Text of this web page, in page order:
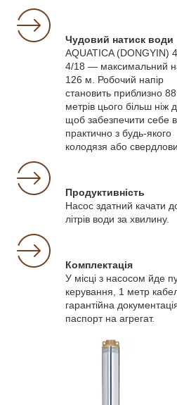
Чудовий натиск води
AQUATICA (DONGYIN)
4/18 — максимальний
126 м. Робочий напір
становить приблизно 88
метрів цього більш ніж
щоб забезпечити себе
практично з будь-якого
колодязя або
Продуктивність
Насос здатний качати
літрів води за хвилину.
Комплектація
У місці з насосом йде
керування, 1 метр
гарантійна
паспорт на агрегат.